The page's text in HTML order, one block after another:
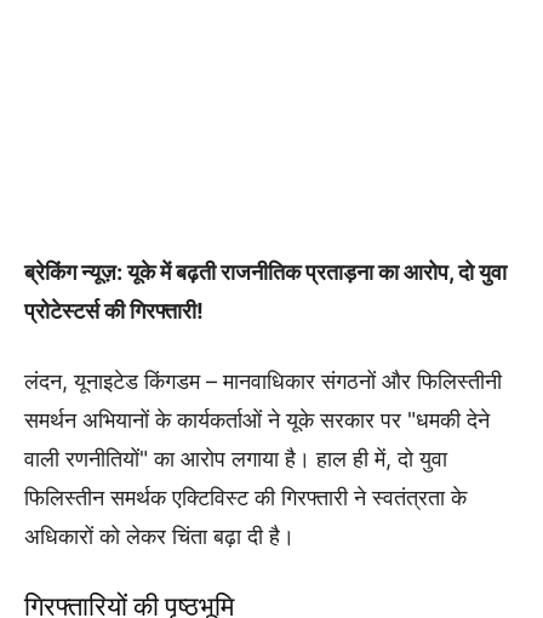
ब्रेकिंग न्यूज़: यूके में बढ़ती राजनीतिक प्रताड़ना का आरोप, दो युवा
प्रोटेस्टर्स की गिरफ्तारी!
लंदन, यूनाइटेड किंगडम – मानवाधिकार संगठनों और फिलिस्तीनी
समर्थन अभियानों के कार्यकर्ताओं ने यूके सरकार पर "धमकी देने
वाली रणनीतियों" का आरोप लगाया है। हाल ही में, दो युवा
फिलिस्तीन समर्थक एक्टिविस्ट की गिरफ्तारी ने स्वतंत्रता के
अधिकारों को लेकर चिंता बढ़ा दी है।
गिरफ्तारियों की पृष्ठभूमि